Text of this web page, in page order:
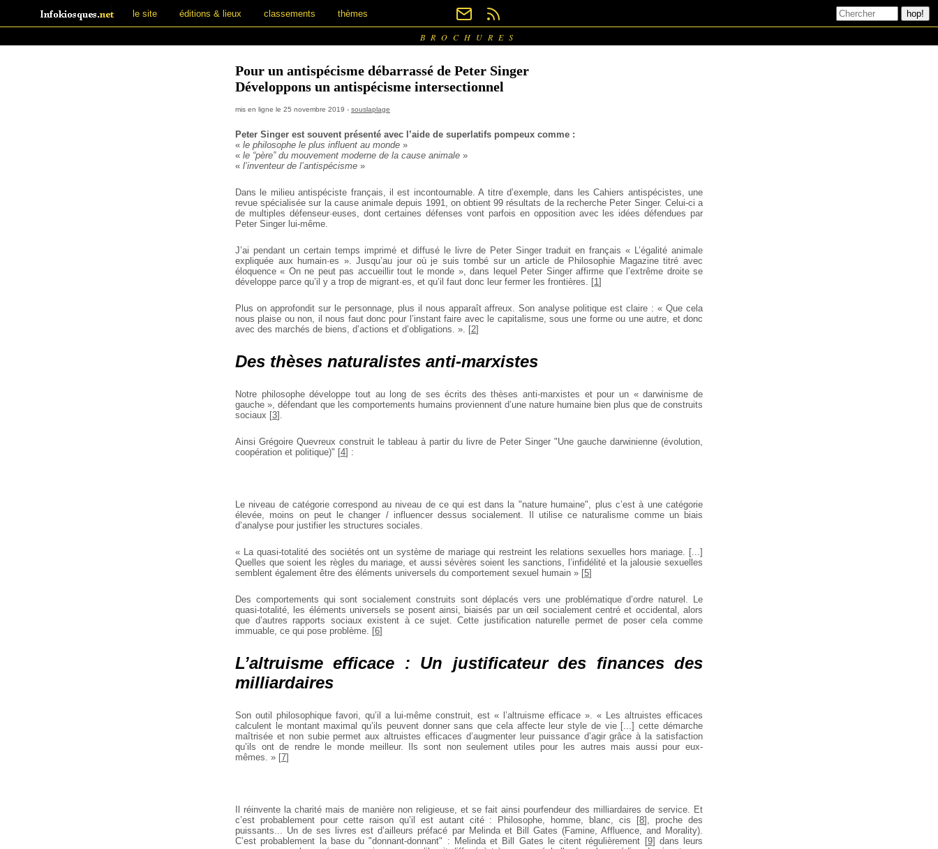
le site éditions & lieux classements thèmes
BROCHURES
Pour un antispécisme débarrassé de Peter Singer
Développons un antispécisme intersectionnel
mis en ligne le 25 novembre 2019 - souslaplage
Peter Singer est souvent présenté avec l’aide de superlatifs pompeux comme :
« le philosophe le plus influent au monde »
« le “père” du mouvement moderne de la cause animale »
« l’inventeur de l’antispécisme »
Dans le milieu antispéciste français, il est incontournable. A titre d’exemple, dans les Cahiers antispécistes, une
revue spécialisée sur la cause animale depuis 1991, on obtient 99 résultats de la recherche Peter Singer. Celui-ci a
de multiples défenseur·euses, dont certaines défenses vont parfois en opposition avec les idées défendues par
Peter Singer lui-même.
J’ai pendant un certain temps imprimé et diffusé le livre de Peter Singer traduit en français « L’égalité animale
expliquée aux humain·es ». Jusqu’au jour où je suis tombé sur un article de Philosophie Magazine titré avec
éloquence « On ne peut pas accueillir tout le monde », dans lequel Peter Singer affirme que l’extrême droite se
développe parce qu’il y a trop de migrant·es, et qu’il faut donc leur fermer les frontières. [1]
Plus on approfondit sur le personnage, plus il nous apparaît affreux. Son analyse politique est claire : « Que cela
nous plaise ou non, il nous faut donc pour l’instant faire avec le capitalisme, sous une forme ou une autre, et donc
avec des marchés de biens, d’actions et d’obligations. ». [2]
Des thèses naturalistes anti-marxistes
Notre philosophe développe tout au long de ses écrits des thèses anti-marxistes et pour un « darwinisme de
gauche », défendant que les comportements humains proviennent d’une nature humaine bien plus que de construits
sociaux [3]
Ainsi Grégoire Quevreux construit le tableau à partir du livre de Peter Singer "Une gauche darwinienne (évolution,
coopération et politique)" [4] :
Le niveau de catégorie correspond au niveau de ce qui est dans la "nature humaine", plus c’est à une catégorie
élevée, moins on peut le changer / influencer dessus socialement. Il utilise ce naturalisme comme un biais
d’analyse pour justifier les structures sociales.
« La quasi-totalité des sociétés ont un système de mariage qui restreint les relations sexuelles hors mariage. [...]
Quelles que soient les règles du mariage, et aussi sévères soient les sanctions, l’infidélité et la jalousie sexuelles
semblent également être des éléments universels du comportement sexuel humain » [5]
Des comportements qui sont socialement construits sont déplacés vers une problématique d’ordre naturel. Le
quasi-totalité, les éléments universels se posent ainsi, biaisés par un œil socialement centré et occidental, alors
que d’autres rapports sociaux existent à ce sujet. Cette justification naturelle permet de poser cela comme
immuable, ce qui pose problème.
[6]
L’altruisme efficace : Un justificateur des finances des
milliardaires
Son outil philosophique favori, qu’il a lui-même construit, est « l’altruisme efficace ». « Les altruistes efficaces
calculent le montant maximal qu’ils peuvent donner sans que cela affecte leur style de vie [...] cette démarche
maîtrisée et non subie permet aux altruistes efficaces d’augmenter leur puissance d’agir grâce à la satisfaction
qu’ils ont de rendre le monde meilleur. Ils sont non seulement utiles pour les autres mais aussi pour eux-
mêmes. » [7]
Il réinvente la charité mais de manière non religieuse, et se fait ainsi pourfendeur des milliardaires de service. Et
c’est probablement pour cette raison qu’il est autant cité : Philosophe, homme, blanc, cis [8] , proche des
puissants... Un de ses livres est d’ailleurs préfacé par Melinda et Bill Gates (Famine, Affluence, and Morality).
C’est probablement la base du "donnant-donnant" : Melinda et Bill Gates le citent régulièrement [9] dans leurs